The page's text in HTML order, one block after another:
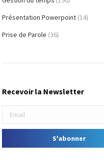
Présentation Powerpoint (14)
Prise de Parole (36)
Recevoir la Newsletter